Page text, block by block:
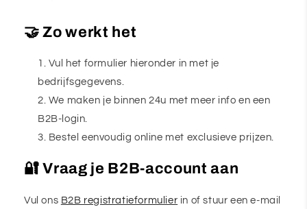
🤝 Zo werkt het
Vul het formulier hieronder in met je
bedrijfsgegevens.
We maken je binnen 24u met meer info en een
B2B-login.
Bestel eenvoudig online met exclusieve prijzen.
🔐 Vraag je B2B-account aan
Vul ons B2B registratieformulier in of stuur een e-mail